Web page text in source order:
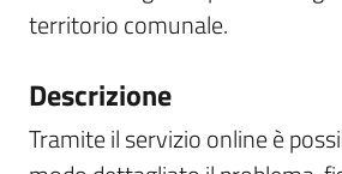
territorio comunale.
Descrizione
Tramite il servizio online è